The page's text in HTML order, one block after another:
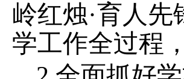
岭红烛·育人先
学工作全过程